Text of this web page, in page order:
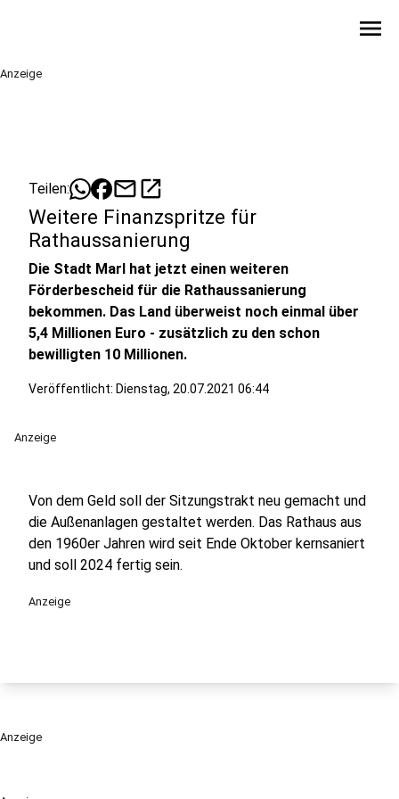
menu
Anzeige
Teilen: mailopen_in_new
Weitere Finanzspritze für
Rathaussanierung
Die Stadt Marl hat jetzt einen weiteren
Förderbescheid für die Rathaussanierung
bekommen. Das Land überweist noch einmal über
5,4 Millionen Euro - zusätzlich zu den schon
bewilligten 10 Millionen.
Veröffentlicht: Dienstag, 20.07.2021 06:44
Anzeige
Von dem Geld soll der Sitzungstrakt neu gemacht und
die Außenanlagen gestaltet werden. Das Rathaus aus
den 1960er Jahren wird seit Ende Oktober kernsaniert
und soll 2024 fertig sein.
Anzeige
Anzeige